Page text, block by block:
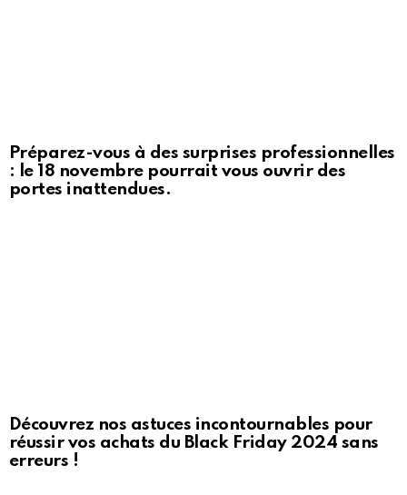
Préparez-vous à des surprises professionnelles
: le 18 novembre pourrait vous ouvrir des
portes inattendues.
Découvrez nos astuces incontournables pour
réussir vos achats du Black Friday 2024 sans
erreurs !